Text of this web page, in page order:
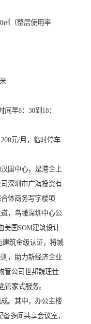
㎡（整层使用率
早8：30到18：
元/月，临时停车
国中心，是港企上
深圳市广海投资有
体商务写字楼项
，鸟瞰深圳中心公
美国SOM建筑设计
筑金级认证，将城
，助力新经济企业
管公司世邦魏理仕
管家式服务。
。其中，办公主楼
多间共享会议室，